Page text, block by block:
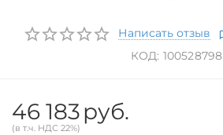
Написать отзыв
КОД: 100528798
46 183руб.
(в т.ч. НДС 22%)